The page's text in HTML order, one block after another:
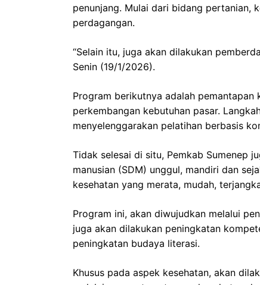
penunjang. Mulai dari bidang pertanian,
perdagangan.
“Selain itu, juga akan dilakukan
Senin (19/1/2026).
Program berikutnya adalah
perkembangan kebutuhan pasar.
menyelenggarakan pelatihan berbasis
Tidak selesai di situ, Pemkab Sumenep
manusian (SDM) unggul, mandiri dan
kesehatan yang merata, mudah,
Program ini, akan diwujudkan melalui
juga akan dilakukan peningkatan
peningkatan budaya literasi.
Khusus pada aspek kesehatan, akan